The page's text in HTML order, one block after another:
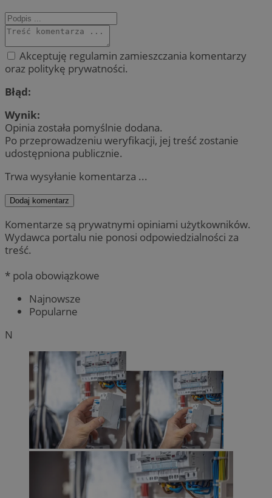
Akceptuję regulamin zamieszczania komentarzy
oraz politykę prywatności.
Błąd:
Wynik:
Opinia została pomyślnie dodana.
Po przeprowadzeniu weryfikacji, jej treść zostanie
udostępniona publicznie.
Trwa wysyłanie komentarza ...
Dodaj komentarz
Komentarze są prywatnymi opiniami użytkowników.
Wydawca portalu nie ponosi odpowiedzialności za
treść.
* pola obowiązkowe
Najnowsze
Popularne
N